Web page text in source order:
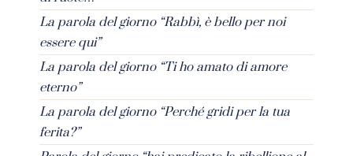
La parola del giorno “Rabbì, è bello per noi
essere qui”
La parola del giorno “Ti ho amato di amore
eterno”
La parola del giorno “Perché gridi per la tua
ferita?”